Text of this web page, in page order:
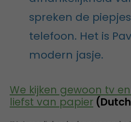
spreken de
telefoon. Het is
modern jasje.
We kijken gewoon tv
liefst van papier